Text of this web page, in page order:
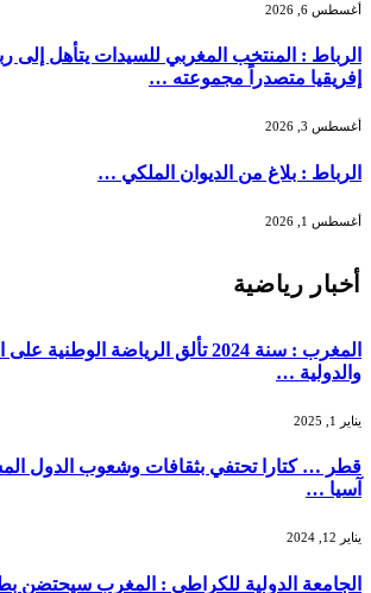
أغسطس 6, 2026
الرباط : المنتخب المغربي للسيدات يتأهل إلى
إفريقيا متصدراً مجموعته …
أغسطس 3, 2026
الرباط : بلاغ من الديوان الملكي …
أغسطس 1, 2026
أخبار رياضية
المغرب : سنة 2024 تألق الرياضة
والدولية …
يناير 1, 2025
قطر … كتارا تحتفي بثقافات وشعوب الدول
آسيا …
يناير 12, 2024